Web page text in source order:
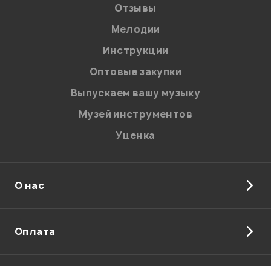
Отзывы
Мелодии
Инструкции
Оптовые закупки
Выпускаем вашу музыку
Музей инструментов
Уценка
О нас
Оплата